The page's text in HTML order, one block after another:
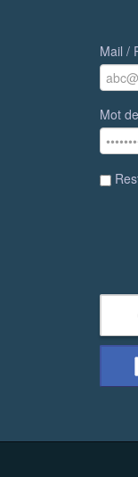
Mail /
Mot